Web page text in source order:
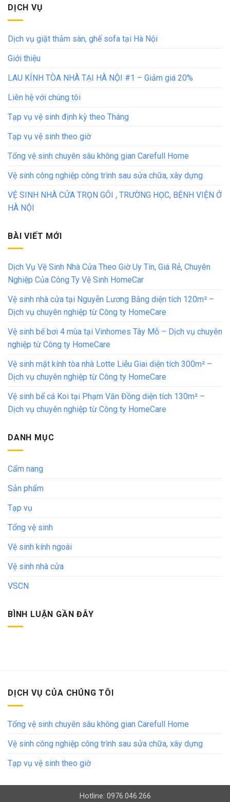
DỊCH VỤ
Dịch vụ giặt thảm sàn, ghế sofa tại Hà Nội
Giới thiệu
LAU KÍNH TÒA NHÀ TẠI HÀ NỘI #1 – Giảm giá 20%
Liên hệ với chúng tôi
Tạp vụ vệ sinh định kỳ theo Tháng
Tạp vụ vệ sinh theo giờ
Tổng vệ sinh chuyên sâu không gian Carefull Home
Vệ sinh công nghiệp công trình sau sửa chữa, xây dựng
VỆ SINH NHÀ CỬA TRỌN GÓI , TRƯỜNG HỌC, BỆNH VIỆN Ở
HÀ NỘI
BÀI VIẾT MỚI
Dịch Vụ Vệ Sinh Nhà Cửa Theo Giờ Uy Tín, Giá Rẻ, Chuyên
Nghiệp Của Công Ty Vệ Sinh HomeCar
Vệ sinh nhà cửa tại Nguyễn Lương Bằng diện tích 120m² –
Dịch vụ chuyên nghiệp từ Công ty HomeCare
Vệ sinh bể bơi 4 mùa tại Vinhomes Tây Mỗ – Dịch vụ chuyên
nghiệp từ Công ty HomeCare
Vệ sinh mặt kính tòa nhà Lotte Liễu Giai diện tích 300m² –
Dịch vụ chuyên nghiệp từ Công ty HomeCare
Vệ sinh bể cá Koi tại Phạm Văn Đồng diện tích 130m² –
Dịch vụ chuyên nghiệp từ Công ty HomeCare
DANH MỤC
Cẩm nang
Sản phẩm
Tạp vụ
Tổng vệ sinh
Vệ sinh kính ngoài
Vệ sinh nhà cửa
VSCN
BÌNH LUẬN GẦN ĐÂY
DỊCH VỤ CỦA CHÚNG TÔI
Tổng vệ sinh chuyên sâu không gian Carefull Home
Vệ sinh công nghiệp công trình sau sửa chữa, xây dựng
Tạp vụ vệ sinh theo giờ
Hotline: 0976.046.266